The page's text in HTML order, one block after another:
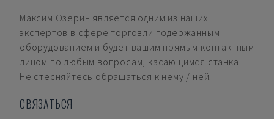
Максим Озерин является одним из наших
экспертов в сфере торговли подержанным
оборудованием и будет вашим прямым контактным
лицом по любым вопросам, касающимся станка.
Не стесняйтесь обращаться к нему / ней.
СВЯЗАТЬСЯ